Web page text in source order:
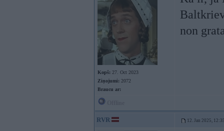
Kopš: 27. Oct 2023
Ziņojumi: 2072
Braucu ar:
non
RVR 12. Jan 2025,